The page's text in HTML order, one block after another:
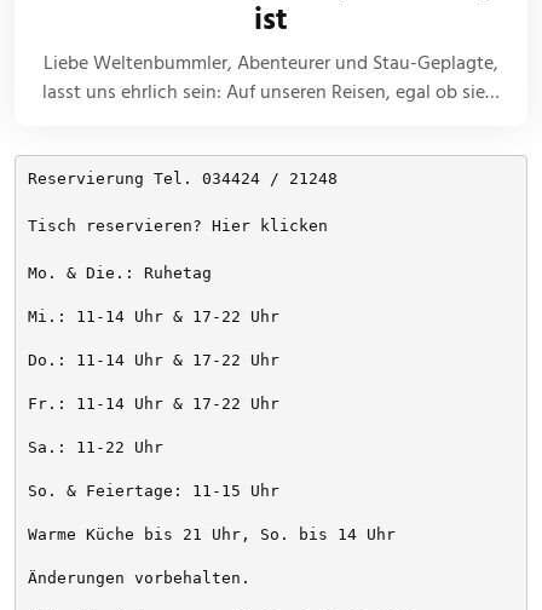
ist
Liebe Weltenbummler, Abenteurer und Stau-Geplagte,
lasst uns ehrlich sein: Auf unseren Reisen, egal ob sie…
Reservierung Tel. 034424 / 21248
Tisch reservieren? Hier klicken
Mo. & Die.: Ruhetag
Mi.: 11-14 Uhr & 17-22 Uhr
Do.: 11-14 Uhr & 17-22 Uhr
Fr.: 11-14 Uhr & 17-22 Uhr
Sa.: 11-22 Uhr
So. & Feiertage: 11-15 Uhr
Warme Küche bis 21 Uhr, So. bis 14 Uhr
Änderungen vorbehalten.